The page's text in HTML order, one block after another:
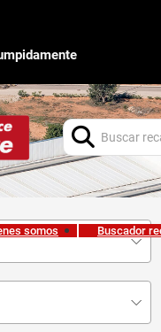
Buscar:
somos Buscador